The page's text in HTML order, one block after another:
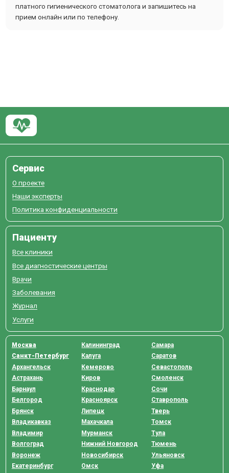
платного гигиенического стоматолога и запишитесь на
прием онлайн или по телефону.
Сервис
О проекте
Наши эксперты
Политика конфиденциальности
Пациенту
Все клиники
Все диагностические центры
Врачи
Заболевания
Журнал
Услуги
Москва
Санкт-Петербург
Архангельск
Астрахань
Барнаул
Белгород
Брянск
Владикавказ
Владимир
Волгоград
Воронеж
Екатеринбург
Калининград
Калуга
Кемерово
Киров
Краснодар
Красноярск
Липецк
Махачкала
Мурманск
Нижний Новгород
Новосибирск
Омск
Самара
Саратов
Севастополь
Смоленск
Сочи
Ставрополь
Тверь
Томск
Тула
Тюмень
Ульяновск
Уфа